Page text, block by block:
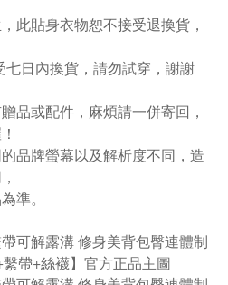
此貼身衣物恕不接受退換貨，
日內換貨，請勿試穿，謝謝
品或配件，麻煩請一併寄回，
品牌螢幕以及解析度不同，造
準。